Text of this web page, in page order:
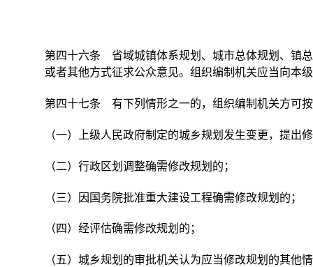
第四十六条 省域城镇体系规划、城市总体规划、镇
或者其他方式征求公众意见。组织编制机关应当向本
第四十七条 有下列情形之一的，组织编制机关方可
（一）上级人民政府制定的城乡规划发生变更，提出
（二）行政区划调整确需修改规划的；
（三）因国务院批准重大建设工程确需修改规划的；
（四）经评估确需修改规划的；
（五）城乡规划的审批机关认为应当修改规划的其他